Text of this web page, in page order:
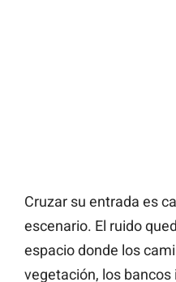
Cruzar su entrada es
escenario. El ruido
espacio donde los
vegetación, los